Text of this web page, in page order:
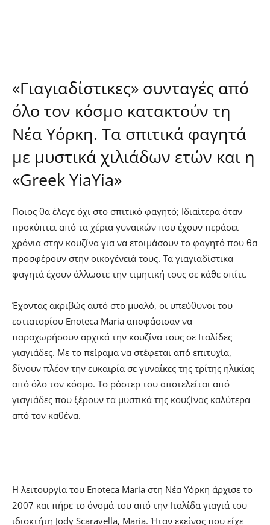
«Γιαγιαδίστικες» συνταγές από
όλο τον κόσμο κατακτούν τη
Νέα Υόρκη. Τα σπιτικά φαγητά
με μυστικά χιλιάδων ετών και η
«Greek YiaYia»
Ποιος θα έλεγε όχι στο σπιτικό φαγητό; Ιδιαίτερα όταν
προκύπτει από τα χέρια γυναικών που έχουν περάσει
χρόνια στην κουζίνα για να ετοιμάσουν το φαγητό που θα
προσφέρουν στην οικογένειά τους. Τα γιαγιαδίστικα
φαγητά έχουν άλλωστε την τιμητική τους σε κάθε σπίτι.
Έχοντας ακριβώς αυτό στο μυαλό, οι υπεύθυνοι του
εστιατορίου Enoteca Maria αποφάσισαν να
παραχωρήσουν αρχικά την κουζίνα τους σε Ιταλίδες
γιαγιάδες. Με το πείραμα να στέφεται από επιτυχία,
δίνουν πλέον την ευκαιρία σε γυναίκες της τρίτης ηλικίας
από όλο τον κόσμο. Το ρόστερ του αποτελείται από
γιαγιάδες που ξέρουν τα μυστικά της κουζίνας καλύτερα
από τον καθένα.
Η λειτουργία του Enoteca Maria στη Νέα Υόρκη άρχισε το
2007 και πήρε το όνομά του από την Ιταλίδα γιαγιά του
ιδιοκτήτη Jody Scaravella, Maria. Ήταν εκείνος που είχε